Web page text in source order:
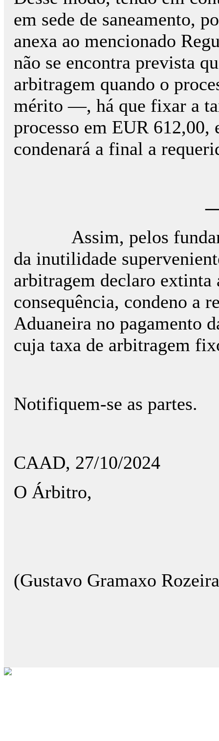
em sede de saneamento,
ane­xa ao mencionado
não se encontra prevista
arbitragem quando o
mérito —, há que fixar a
processo em EUR 612,00,
condenará a final a
Assim, pelos
da inutilidade
arbitragem declaro
consequência, condeno a
Aduaneira no pagamento
cuja taxa de arbitragem
Notifiquem-se as partes.
CAAD, 27/10/2024
O Árbitro,
(Gustavo Gramaxo